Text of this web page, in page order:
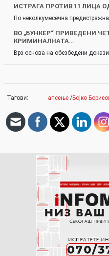
ИСТРАГА ПРОТИВ 11 ЛИЦА
По неколкумесечна
ВО „БУНКЕР“ ПРИВЕДЕНИ
КРИМИНАЛНАТА…
Врз основа на обезбедени
Тагови: апсење /Бојко